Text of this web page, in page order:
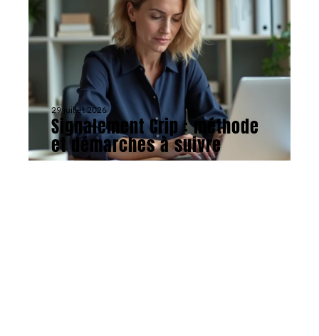
29 juillet 2026
Signalement Crip : méthode
et démarches à suivre